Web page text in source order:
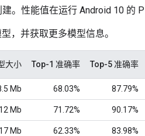
建。性能值在运行 Android 10 的
，并获取更多模型信息。
大小 Top-1 准确率 Top-5 准确率
Mb 68.03% 87.79%
12 Mb 71.72% 90.17%
17 Mb 62.33% 83.98%